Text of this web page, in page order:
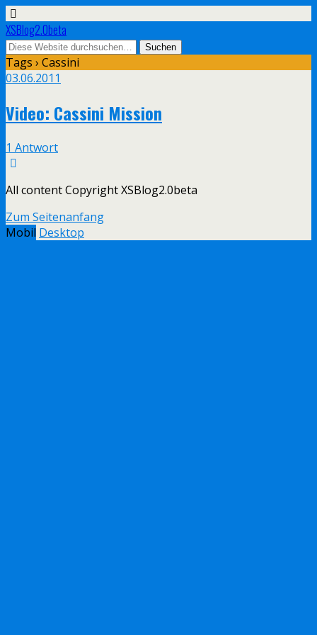
XSBlog2.0beta
Tags › Cassini
03.06.2011
Video: Cassini Mission
1 Antwort
All content Copyright XSBlog2.0beta
Zum Seitenanfang
Mobil Desktop